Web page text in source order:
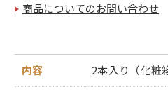
商品についてのお問い合わせ
内容 2本入り（化粧